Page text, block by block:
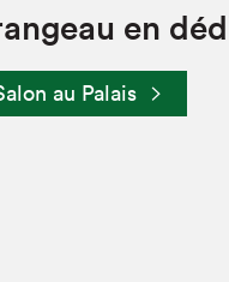
visite au Salon
et en ligne
en
au Palais